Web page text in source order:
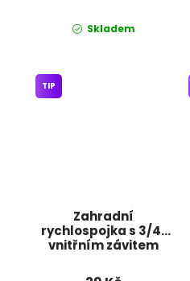
Skladem
Zahradní
rychlospojka s 3/4"
vnitřním závitem
TIP